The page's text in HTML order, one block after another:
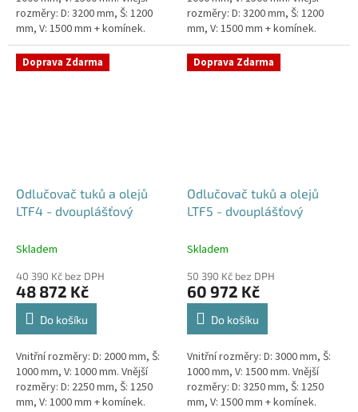
rozměry: D: 3200 mm, Š: 1200
mm, V: 1500 mm + komínek.
Lapák tuků do 5l/s nebo 1000
jídel denně Průměr a...
rozměry: D: 3200 mm, Š: 1200
mm, V: 1500 mm + komínek.
Lapák tuků do 5l/s nebo 1000
jídel denně Průměr a...
Doprava Zdarma
Odlučovač tuků a olejů
LTF4 - dvouplášťový
Skladem
40 390 Kč bez DPH
48 872 Kč
Do košíku
Vnitřní rozměry: D: 2000 mm, Š:
1000 mm, V: 1000 mm. Vnější
rozměry: D: 2250 mm, Š: 1250
mm, V: 1000 mm + komínek.
Doprava Zdarma
Odlučovač tuků a olejů
LTF5 - dvouplášťový
Skladem
50 390 Kč bez DPH
60 972 Kč
Do košíku
Vnitřní rozměry: D: 3000 mm, Š:
1000 mm, V: 1500 mm. Vnější
rozměry: D: 3250 mm, Š: 1250
mm, V: 1500 mm + komínek.